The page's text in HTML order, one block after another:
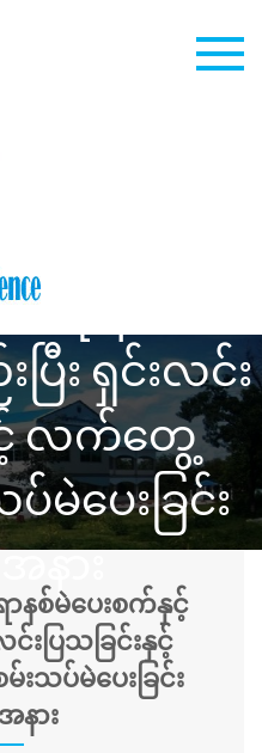
Veterinary
Science
ောနစ်မဲပေး
ြီး ရှင်းလင်း
င့် လက်တွေ့
မဲပေးခြင်း
နား
နစ်မဲပေးစက်နှင့်
င်းပြသခြင်းနှင့်
သပ်မဲပေးခြင်း
နား